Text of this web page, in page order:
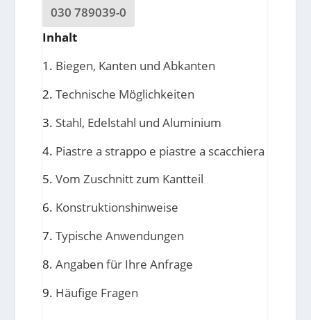
030 789039-0
Inhalt
Biegen, Kanten und Abkanten
Technische Möglichkeiten
Stahl, Edelstahl und Aluminium
Piastre a strappo e piastre a scacchiera
Vom Zuschnitt zum Kantteil
Konstruktionshinweise
Typische Anwendungen
Angaben für Ihre Anfrage
Häufige Fragen